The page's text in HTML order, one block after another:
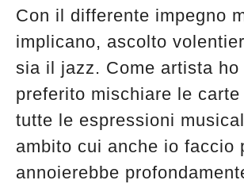
Con il differente impegno
implicano, ascolto
sia il jazz. Come artista ho
preferito mischiare le
tutte le espressioni
ambito cui anche io faccio
annoierebbe